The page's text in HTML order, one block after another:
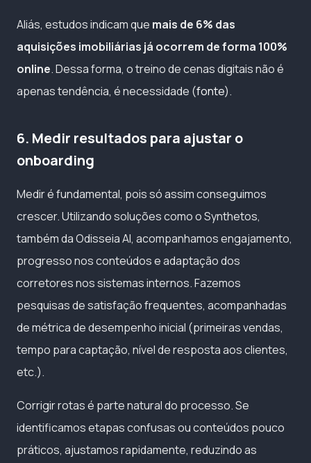
Aliás, estudos indicam que mais de 6% das
aquisições imobiliárias já ocorrem de forma 100%
online. Dessa forma, o treino de cenas digitais não é
apenas tendência, é necessidade (fonte).
6. Medir resultados para ajustar o
onboarding
Medir é fundamental, pois só assim conseguimos
crescer. Utilizando soluções como o Synthetos,
também da Odisseia AI, acompanhamos engajamento,
progresso nos conteúdos e adaptação dos
corretores nos sistemas internos. Fazemos
pesquisas de satisfação frequentes, acompanhadas
de métrica de desempenho inicial (primeiras vendas,
tempo para captação, nível de resposta aos clientes,
etc.).
Corrigir rotas é parte natural do processo. Se
identificamos etapas confusas ou conteúdos pouco
práticos, ajustamos rapidamente, reduzindo as